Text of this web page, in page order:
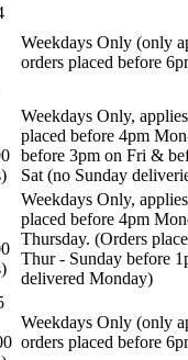
Weekdays Only (only
orders placed before
Weekdays Only,
placed before 4pm
before 3pm on Fri &
Sat (no Sunday
Weekdays Only,
placed before 4pm
Thursday. (Orders
Thur - Sunday before
delivered Monday)
Weekdays Only (only
orders placed before